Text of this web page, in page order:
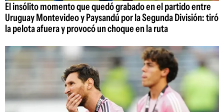
El insólito momento que quedó grabado en el partido entre
Uruguay Montevideo y Paysandú por la Segunda División: tiró
la pelota afuera y provocó un choque en la ruta